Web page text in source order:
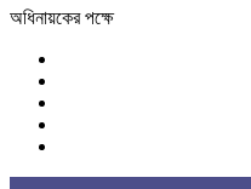
অধিনায়কের পক্ষে